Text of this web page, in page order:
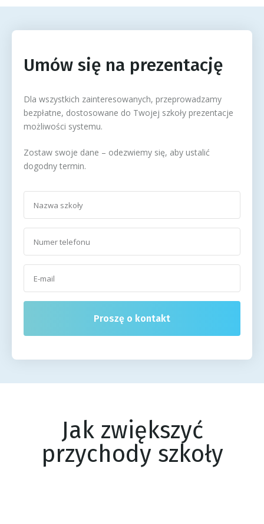
Umów się na prezentację
Dla wszystkich zainteresowanych, przeprowadzamy
bezpłatne, dostosowane do Twojej szkoły prezentacje
możliwości systemu.
Zostaw swoje dane – odezwiemy się, aby ustalić
dogodny termin.
Proszę o kontakt
Jak zwiększyć
przychody szkoły